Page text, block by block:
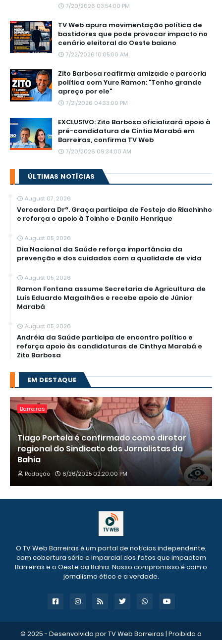
7/20/2026 03:54:00 PM
TV Web apura movimentação política de
bastidores que pode provocar impacto no
cenário eleitoral do Oeste baiano
7/22/2026 10:05:00 AM
Zito Barbosa reafirma amizade e parceria
política com Yure Ramon: "Tenho grande
apreço por ele"
7/21/2026 04:33:00 PM
EXCLUSIVO: Zito Barbosa oficializará apoio à
pré-candidatura de Cíntia Marabá em
Barreiras, confirma TV Web
7/20/2026 09:34:00 AM
ÚLTIMAS NOTÍCIAS
August 07, 2026
Vereadora Drª. Graça participa de Festejo do Riachinho
e reforça o apoio à Toinho e Danilo Henrique
August 05, 2026
Dia Nacional da Saúde reforça importância da
prevenção e dos cuidados com a qualidade de vida
August 05, 2026
Ramon Fontana assume Secretaria de Agricultura de
Luís Eduardo Magalhães e recebe apoio de Júnior
Marabá
August 05, 2026
Andréia da Saúde participa de encontro político e
reforça apoio às candidaturas de Cinthya Marabá e
Zito Barbosa
EM DESTAQUE
Barreiras
Tiago Portela é confirmado como diretor
regional do Sindicato dos Jornalistas da
Bahia
Redação 6/26/2025 02:20:00 PM
O TV Web Barreiras é um portal de notícias independente,
com cobertura séria e imparcial dos fatos que impactam
Barreiras e o Oeste da Bahia. Nosso compromisso é com o
jornalismo ético e a verdade.
© 2025 - Desenvolvido porTV Web Barreiras | Proibida a